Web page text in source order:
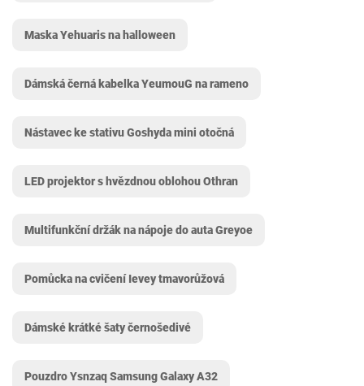
Maska Yehuaris na halloween
Dámská černá kabelka YeumouG na rameno
Nástavec ke stativu Goshyda mini otočná
LED projektor s hvězdnou oblohou Othran
Multifunkční držák na nápoje do auta Greyoe
Pomůcka na cvičení Ievey tmavorůžová
Dámské krátké šaty černošedivé
Pouzdro Ysnzaq Samsung Galaxy A32